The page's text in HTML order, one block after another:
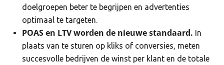
doelgroepen beter te begrijpen en advertenties
optimaal te targeten.
POAS en LTV worden de nieuwe standaard. In
plaats van te sturen op kliks of conversies, meten
succesvolle bedrijven de winst per klant en de totale